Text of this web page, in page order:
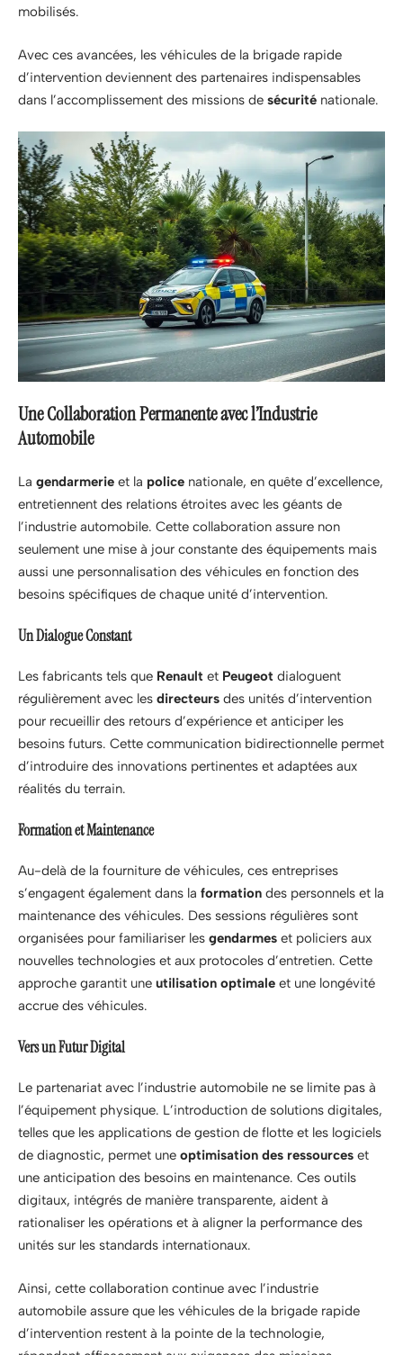
mobilisés.
Avec ces avancées, les véhicules de la brigade rapide
d’intervention deviennent des partenaires indispensables
dans l’accomplissement des missions de sécurité nationale.
Une Collaboration Permanente avec l’Industrie
Automobile
La gendarmerie et la police nationale, en quête d’excellence,
entretiennent des relations étroites avec les géants de
l’industrie automobile. Cette collaboration assure non
seulement une mise à jour constante des équipements mais
aussi une personnalisation des véhicules en fonction des
besoins spécifiques de chaque unité d’intervention.
Un Dialogue Constant
Les fabricants tels que Renault et Peugeot dialoguent
régulièrement avec les directeurs des unités d’intervention
pour recueillir des retours d’expérience et anticiper les
besoins futurs. Cette communication bidirectionnelle permet
d’introduire des innovations pertinentes et adaptées aux
réalités du terrain.
Formation et Maintenance
Au-delà de la fourniture de véhicules, ces entreprises
s’engagent également dans la formation des personnels et la
maintenance des véhicules. Des sessions régulières sont
organisées pour familiariser les gendarmes et policiers aux
nouvelles technologies et aux protocoles d’entretien. Cette
approche garantit une utilisation optimale et une longévité
accrue des véhicules.
Vers un Futur Digital
Le partenariat avec l’industrie automobile ne se limite pas à
l’équipement physique. L’introduction de solutions digitales,
telles que les applications de gestion de flotte et les logiciels
de diagnostic, permet une optimisation des ressources et
une anticipation des besoins en maintenance. Ces outils
digitaux, intégrés de manière transparente, aident à
rationaliser les opérations et à aligner la performance des
unités sur les standards internationaux.
Ainsi, cette collaboration continue avec l’industrie
automobile assure que les véhicules de la brigade rapide
d’intervention restent à la pointe de la technologie,